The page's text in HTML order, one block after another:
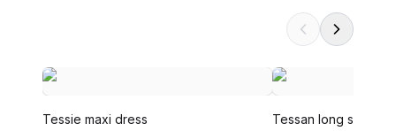
Tessie maxi dress Tessan long sleeve